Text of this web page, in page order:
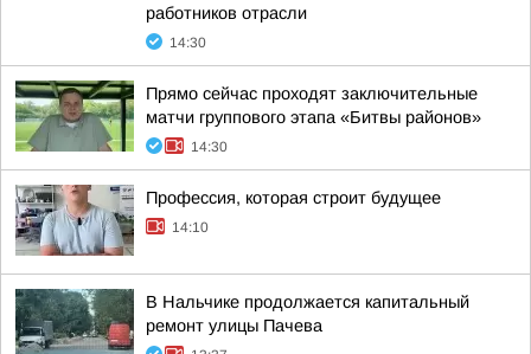
работников отрасли
14:30
Прямо сейчас проходят заключительные
матчи группового этапа «Битвы районов»
14:30
Профессия, которая строит будущее
14:10
В Нальчике продолжается капитальный
ремонт улицы Пачева